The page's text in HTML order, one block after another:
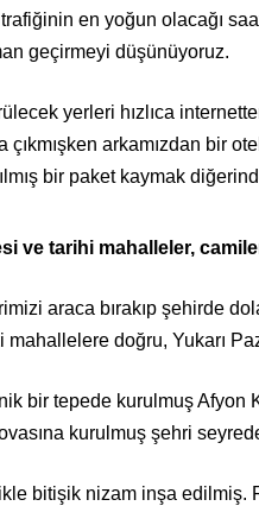
en yoğun olacağı
geçirmeyi düşünüyoruz.
yerleri hızlıca
çıkmışken arkamızdan bir
bir paket kaymak
ve tarihi mahalleler,
araca bırakıp şehirde
doğru, Yukarı
bir tepede kurulmuş Afyon
kurulmuş şehri
bitişik nizam inşa edilmiş.